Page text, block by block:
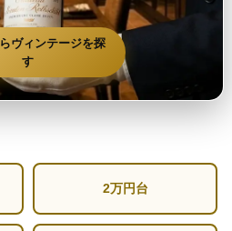
ヴィンテージを探
す
2万円台